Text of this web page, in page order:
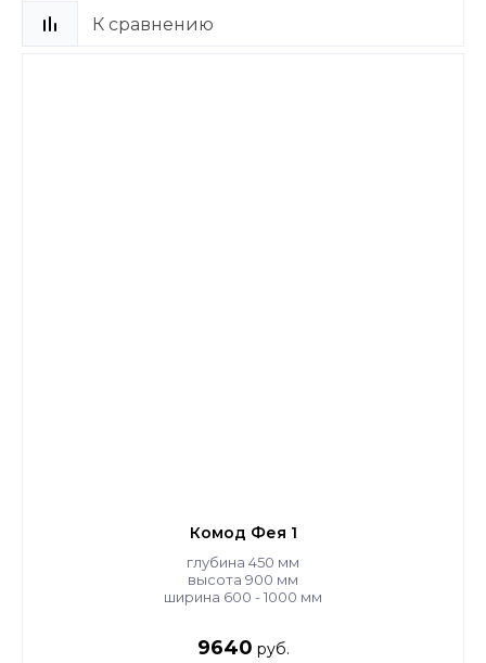
К сравнению
Комод Фея 1
глубина 450 мм
высота 900 мм
ширина 600 - 1000 мм
9640 руб.